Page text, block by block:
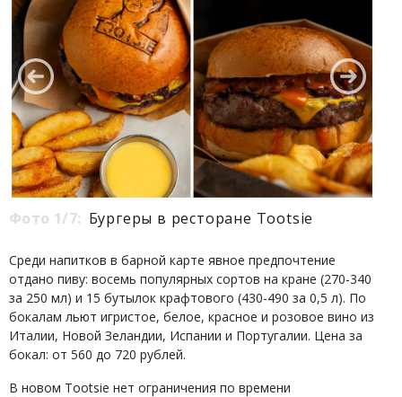
Фото 1/7: Бургеры в ресторане Tootsie
Среди напитков в барной карте явное предпочтение
отдано пиву: восемь популярных сортов на кране (270-340
за 250 мл) и 15 бутылок крафтового (430-490 за 0,5 л). По
бокалам льют игристое, белое, красное и розовое вино из
Италии, Новой Зеландии, Испании и Португалии. Цена за
бокал: от 560 до 720 рублей.
В новом Tootsie нет ограничения по времени